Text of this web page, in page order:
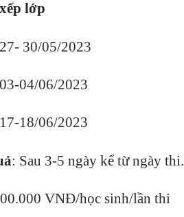
lớp
27- 30/05/2023
04/06/2023
17-18/06/2023
: Sau 3-5 ngày kể từ ngày thi.
VNĐ/học sinh/lần thi